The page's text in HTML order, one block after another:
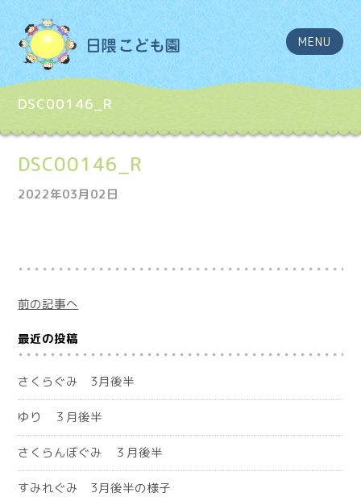
MENU
DSC00146_R
DSC00146_R
2022年03月02日
前の記事へ
最近の投稿
さくらぐみ 3月後半
ゆり ３月後半
さくらんぼぐみ ３月後半
すみれぐみ 3月後半の様子